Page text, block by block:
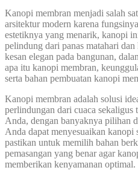
Kanopi membran menjadi salah
arsitektur modern karena
estetiknya yang menarik, kanopi
pelindung dari panas matahari
kesan elegan pada bangunan,
apa itu kanopi membran,
serta bahan pembuatan kanopi
Kanopi membran adalah solusi
perlindungan dari cuaca sekaligus
Anda, dengan banyaknya pilihan
Anda dapat menyesuaikan kanopi
pastikan untuk memilih bahan
pemasangan yang benar agar
memberikan kenyamanan optimal.